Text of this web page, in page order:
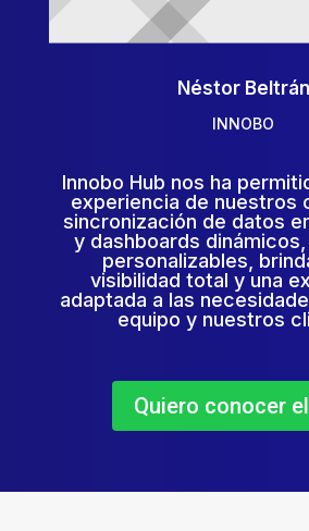
Néstor Beltrán
INNOBO
Innobo Hub nos ha
experiencia de nuestros
sincronización de datos
y dashboards
personalizables,
visibilidad total y una
adaptada a las
equipo y nuestros
Quiero conocer